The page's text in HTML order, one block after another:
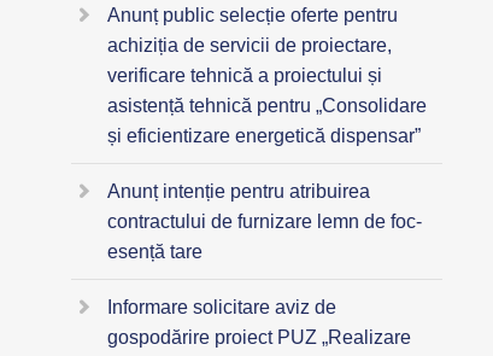
Anunț public selecție oferte pentru
achiziția de servicii de proiectare,
verificare tehnică a proiectului și
asistență tehnică pentru „Consolidare
și eficientizare energetică dispensar”
Anunț intenție pentru atribuirea
contractului de furnizare lemn de foc-
esență tare
Informare solicitare aviz de
gospodărire proiect PUZ „Realizare